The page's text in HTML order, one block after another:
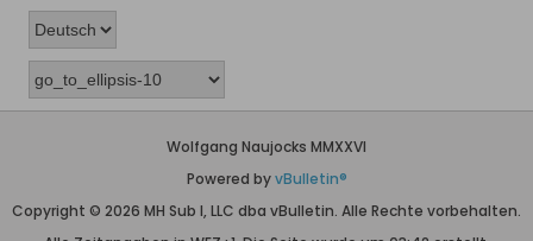
Wolfgang Naujocks MMXXVI
Powered byvBulletin®
Copyright © 2026 MH Sub I, LLC dba vBulletin. Alle Rechte vorbehalten.